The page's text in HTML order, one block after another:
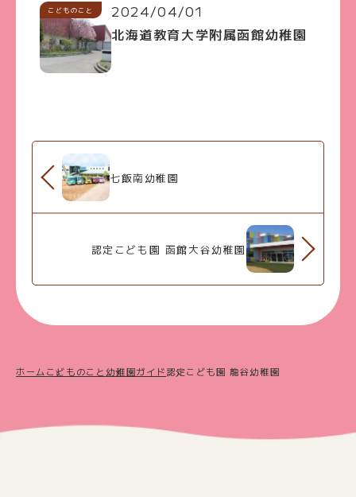
こどものこと
2024/04/01
北海道教育大学附属函館幼稚園
七飯南幼稚園
認定こども園 函館大谷幼稚園
ホーム こどものこと幼稚園ガイド認定こども園 龍谷幼稚園